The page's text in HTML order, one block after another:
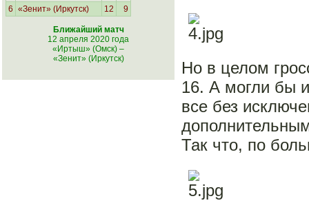
6 «Зенит» (Иркутск) 12 9
Ближайший матч
12 апреля 2020 года
«Иртыш» (Омск) –
«Зенит» (Иркутск)
Но в целом
16. А могли бы
все без
Так что, по